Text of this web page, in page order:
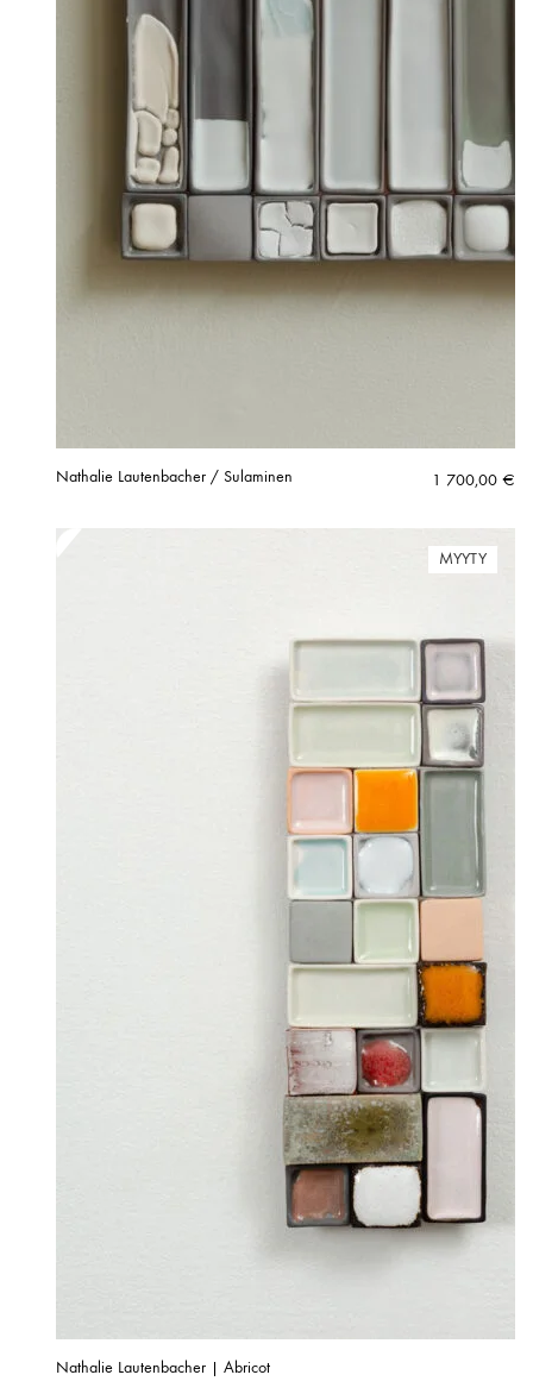
Nathalie Lautenbacher / Sulaminen 1 700,00 €
MYYTY
Nathalie Lautenbacher | Abricot